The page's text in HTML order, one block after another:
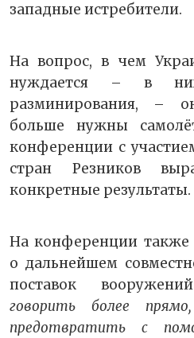
западные истребители.
На вопрос, в чем
нуждается – в
разминирования, –
больше нужны
конференции с
стран Резников
конкретные результаты.
На конференции также
о дальнейшем
поставок
говорить более
предотвратить с